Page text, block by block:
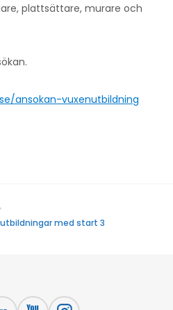
plattsättare, murare och
ansokan-vuxenutbildning
med start 3